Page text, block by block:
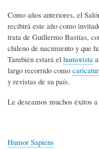
Como años anteriores, el
recibirá este año como
trata de Guillermo Bastías,
chileno de nacimiento y que
También estará el humorista
largo recorrido como
y revistas de su país.
Le deseamos muchos éxitos
Humor Sapiens